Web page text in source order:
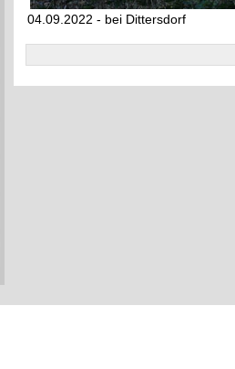
04.09.2022 - bei Dittersdorf